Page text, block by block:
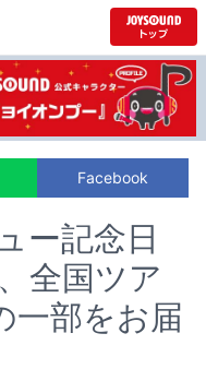
Facebook
ー記念日
全国ツア
一部をお届